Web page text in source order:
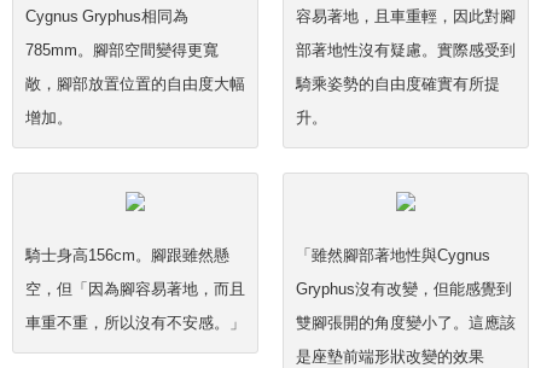
Cygnus Gryphus相同為
785mm。腳部空間變得更寬
敞，腳部放置位置的自由度大幅
增加。
容易著地，且車重輕，因此對腳
部著地性沒有疑慮。實際感受到
騎乘姿勢的自由度確實有所提
升。
騎士身高156cm。腳跟雖然懸
空，但「因為腳容易著地，而且
車重不重，所以沒有不安感。」
「雖然腳部著地性與Cygnus
Gryphus沒有改變，但能感覺到
雙腳張開的角度變小了。這應該
是座墊前端形狀改變的效果